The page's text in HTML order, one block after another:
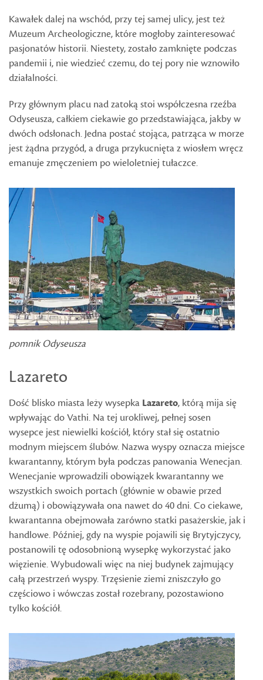
Kawałek dalej na wschód, przy tej samej ulicy, jest też
Muzeum Archeologiczne, które mogłoby zainteresować
pasjonatów historii. Niestety, zostało zamknięte podczas
pandemii i, nie wiedzieć czemu, do tej pory nie wznowiło
działalności.
Przy głównym placu nad zatoką stoi współczesna rzeźba
Odyseusza, całkiem ciekawie go przedstawiająca, jakby w
dwóch odsłonach. Jedna postać stojąca, patrząca w morze
jest żądna przygód, a druga przykucnięta z wiosłem wręcz
emanuje zmęczeniem po wieloletniej tułaczce.
pomnik Odyseusza
Lazareto
Dość blisko miasta leży wysepka Lazareto, którą mija się
wpływając do Vathi. Na tej urokliwej, pełnej sosen
wysepce jest niewielki kościół, który stał się ostatnio
modnym miejscem ślubów. Nazwa wyspy oznacza miejsce
kwarantanny, którym była podczas panowania Wenecjan.
Wenecjanie wprowadzili obowiązek kwarantanny we
wszystkich swoich portach (głównie w obawie przed
dżumą) i obowiązywała ona nawet do 40 dni. Co ciekawe,
kwarantanna obejmowała zarówno statki pasażerskie, jak i
handlowe. Później, gdy na wyspie pojawili się Brytyjczycy,
postanowili tę odosobnioną wysepkę wykorzystać jako
więzienie. Wybudowali więc na niej budynek zajmujący
całą przestrzeń wyspy. Trzęsienie ziemi zniszczyło go
częściowo i wówczas został rozebrany, pozostawiono
tylko kościół.